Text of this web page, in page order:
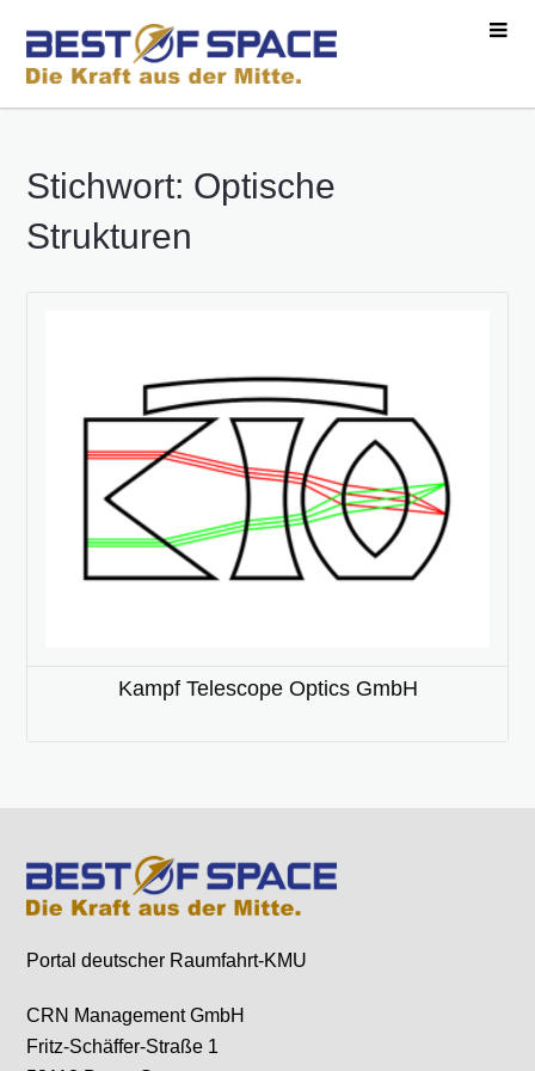
Stichwort: Optische
Strukturen
Kampf Telescope Optics GmbH
Portal deutscher Raumfahrt-KMU
CRN Management GmbH
Fritz-Schäffer-Straße 1